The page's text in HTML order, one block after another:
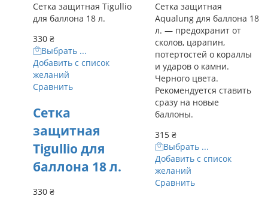
Сетка защитная Tigullio
для баллона 18 л.
330 ₴
Выбрать ...
Добавить с список
желаний
Сравнить
Сетка
защитная
Tigullio для
баллона 18 л.
330 ₴
Сетка защитная
Aqualung для баллона 18
л. — предохранит от
сколов, царапин,
потертостей о кораллы
и ударов о камни.
Черного цвета.
Рекомендуется ставить
сразу на новые
баллоны.
315 ₴
Выбрать ...
Добавить с список
желаний
Сравнить